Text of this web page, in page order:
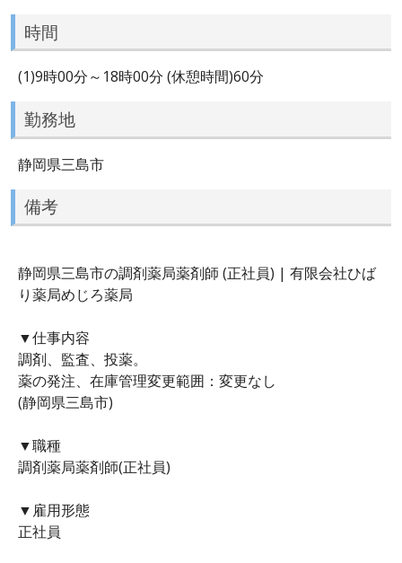
時間
(1)9時00分～18時00分 (休憩時間)60分
勤務地
静岡県三島市
備考
静岡県三島市の調剤薬局薬剤師 (正社員) | 有限会社ひば
り薬局めじろ薬局
▼仕事内容
調剤、監査、投薬。
薬の発注、在庫管理変更範囲：変更なし
(静岡県三島市)
▼職種
調剤薬局薬剤師(正社員)
▼雇用形態
正社員